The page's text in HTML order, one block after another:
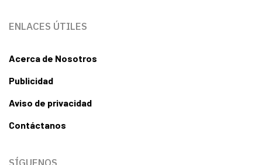
ENLACES ÚTILES
Acerca de Nosotros
Publicidad
Aviso de privacidad
Contáctanos
SÍGUENOS